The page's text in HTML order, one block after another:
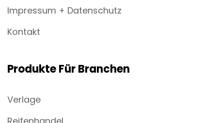
Impressum + Datenschutz
Kontakt
Produkte Für Branchen
Verlage